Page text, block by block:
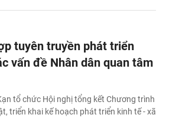
tuyên truyền phát triển
vấn đề Nhân dân quan tâm
tổ chức Hội nghị tổng kết Chương trình
triển khai kế hoạch phát triển kinh tế - xã